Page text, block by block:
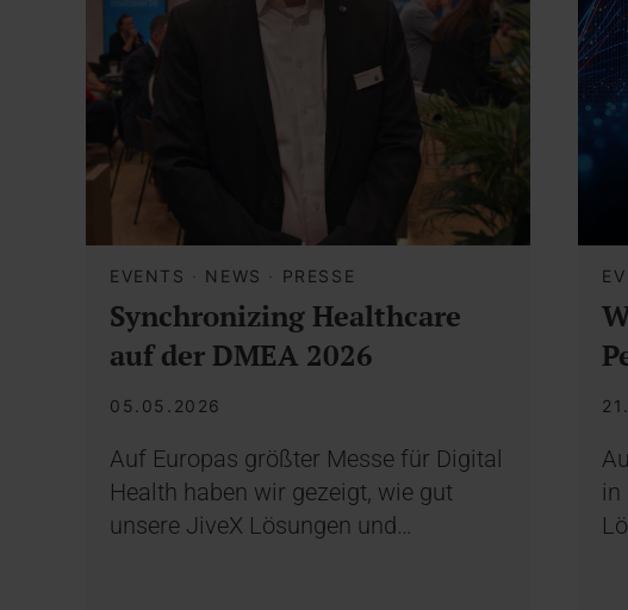
EVENTS · NEWS · PRESSE
Synchronizing Healthcare
auf der DMEA 2026
05.05.2026
Auf Europas größter Messe für Digital
Health haben wir gezeigt, wie gut
unsere JiveX Lösungen und…
in